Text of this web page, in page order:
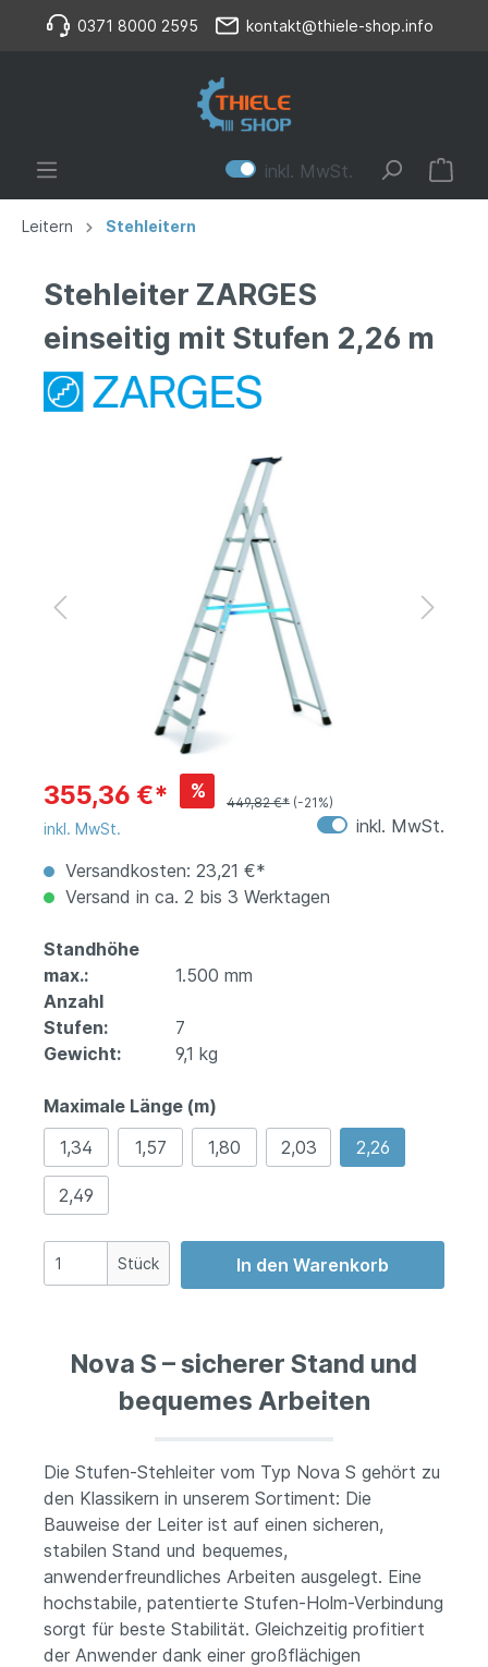
0371 8000 2595 kontakt@thiele-shop.info
inkl. MwSt.
Leitern Stehleitern
Stehleiter ZARGES
einseitig mit Stufen 2,26 m
355,36 €* %
449,82 €* (-21%)
inkl. MwSt.
inkl. MwSt.
Versandkosten: 23,21 €*
Versand in ca. 2 bis 3 Werktagen
Standhöhe
max.:
1.500 mm
Anzahl
Stufen:
7
Gewicht:
9,1 kg
Maximale Länge (m)
1,34
1,57 1,80 2,03 2,26
2,49
Stück In den Warenkorb
Nova S – sicherer Stand und
bequemes Arbeiten
Die Stufen-Stehleiter vom Typ Nova S gehört zu
den Klassikern in unserem Sortiment: Die
Bauweise der Leiter ist auf einen sicheren,
stabilen Stand und bequemes,
anwenderfreundliches Arbeiten ausgelegt. Eine
hochstabile, patentierte Stufen-Holm-Verbindung
sorgt für beste Stabilität. Gleichzeitig profitiert
der Anwender dank einer großflächigen